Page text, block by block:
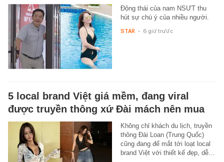
Động thái của nam NSƯT thu
hút sự chú ý của nhiều người.
STAR - 6 giờ trước
5 local brand Việt giá mềm, đang viral
được truyền thông xứ Đài mách nên mua
Không chỉ khách du lịch, truyền
thông Đài Loan (Trung Quốc)
cũng đang để mắt tới loạt local
brand Việt với thiết kế đẹp, dễ…